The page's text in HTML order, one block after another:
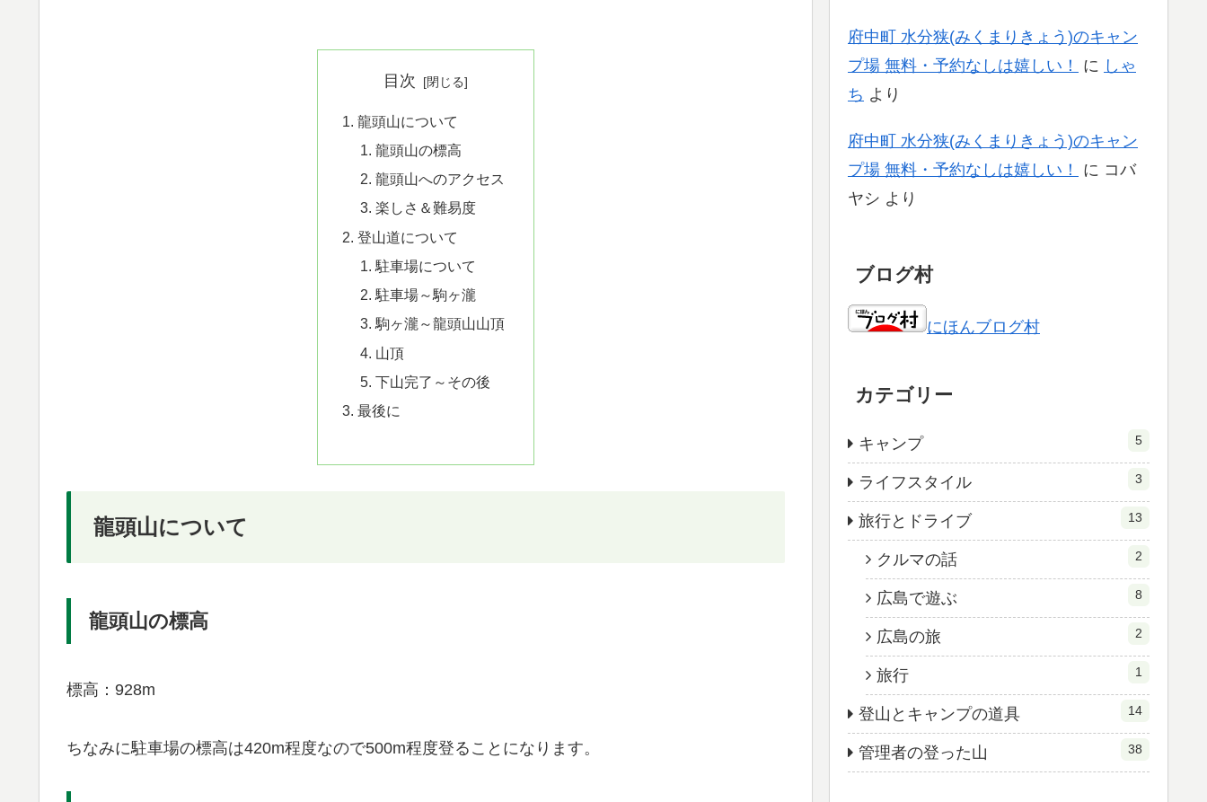
目次
龍頭山について
龍頭山の標高
龍頭山へのアクセス
楽しさ＆難易度
登山道について
駐車場について
駐車場～駒ヶ瀧
駒ヶ瀧～龍頭山山頂
山頂
下山完了～その後
最後に
龍頭山について
龍頭山の標高
標高：928m
ちなみに駐車場の標高は420m程度なので500m程度登ることになります。
府中町 水分狭(みくまりきょう)のキャン
プ場 無料・予約なしは嬉しい！
に しゃ
ち より
府中町 水分狭(みくまりきょう)のキャン
プ場 無料・予約なしは嬉しい！
に コバ
ヤシ より
ブログ村
にほんブログ村
カテゴリー
キャンプ 5
ライフスタイル 3
旅行とドライブ 13
クルマの話 2
広島で遊ぶ 8
広島の旅 2
旅行 1
登山とキャンプの道具 14
管理者の登った山 38